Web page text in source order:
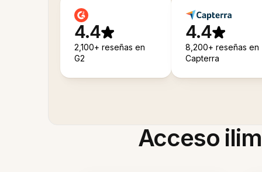
4.4
2,100+ reseñas en
G2
4.4
8,200+ reseñas en
Capterra
Acceso